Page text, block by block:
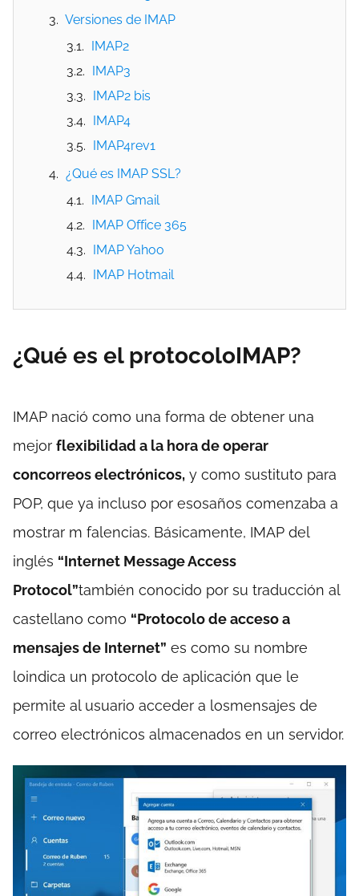
Versiones de IMAP
IMAP2
IMAP3
IMAP2 bis
IMAP4
IMAP4rev1
¿Qué es IMAP SSL?
IMAP Gmail
IMAP Office 365
IMAP Yahoo
IMAP Hotmail
¿Qué es el protocoloIMAP?
IMAP nació como una forma de obtener una
mejor flexibilidad a la hora de operar
concorreos electrónicos, y como sustituto para
POP, que ya incluso por esosaños comenzaba a
mostrar m falencias. Básicamente, IMAP del
inglés “Internet Message Access
Protocol”también conocido por su traducción al
castellano como “Protocolo de acceso a
mensajes de Internet” es como su nombre
loindica un protocolo de aplicación que le
permite al usuario acceder a losmensajes de
correo electrónicos almacenados en un servidor.